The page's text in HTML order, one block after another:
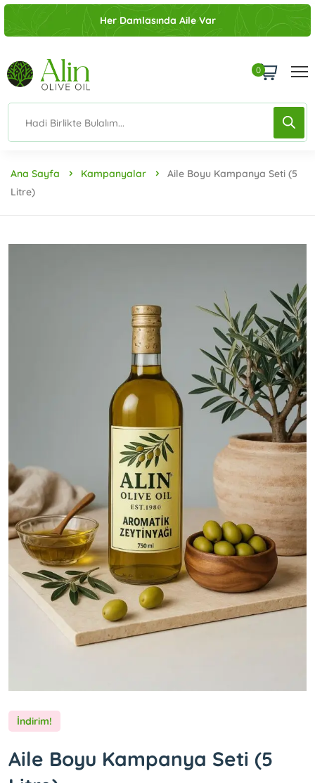
Her Damlasında Aile Var
0
Ana Sayfa Kampanyalar
Aile Boyu Kampanya Seti (5
Litre)
İndirim!
Aile Boyu Kampanya Seti (5